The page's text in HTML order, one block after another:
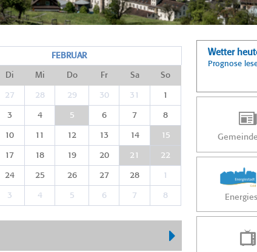
FEBRUAR
Di Mi Do Fr Sa So
27 28 29 30 31 1
3 4 5 6 7 8
10 11 12 13 14 15
17 18 19 20 21 22
24 25 26 27 28 1
3 4 5 6 7 8
Wetter
Prognose